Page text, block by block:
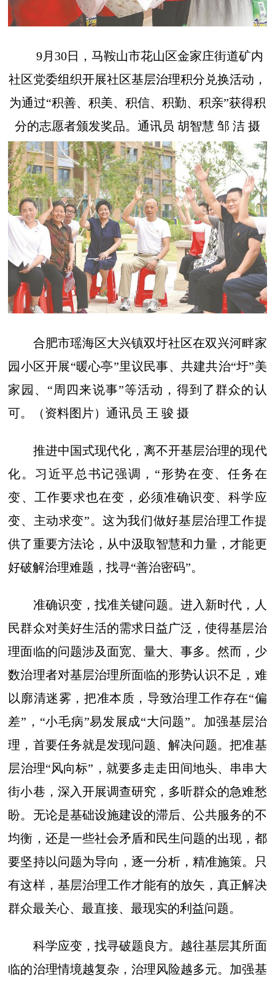
9月30日，马鞍山市花山区金家庄街道矿内
社区党委组织开展社区基层治理积分兑换活动，
为通过“积善、积美、积信、积勤、积亲”获得积
分的志愿者颁发奖品。通讯员 胡智慧 邹 洁 摄
合肥市瑶海区大兴镇双圩社区在双兴河畔家
园小区开展“暖心亭”里议民事、共建共治“圩”美
家园、“周四来说事”等活动，得到了群众的认
可。（资料图片）通讯员 王 骏 摄
推进中国式现代化，离不开基层治理的现代
化。习近平总书记强调，“形势在变、任务在
变、工作要求也在变，必须准确识变、科学应
变、主动求变”。这为我们做好基层治理工作提
供了重要方法论，从中汲取智慧和力量，才能更
好破解治理难题，找寻“善治密码”。
准确识变，找准关键问题。进入新时代，人
民群众对美好生活的需求日益广泛，使得基层治
理面临的问题涉及面宽、量大、事多。然而，少
数治理者对基层治理所面临的形势认识不足，难
以廓清迷雾，把准本质，导致治理工作存在“偏
差”，“小毛病”易发展成“大问题”。加强基层治
理，首要任务就是发现问题、解决问题。把准基
层治理“风向标”，就要多走走田间地头、串串大
街小巷，深入开展调查研究，多听群众的急难愁
盼。无论是基础设施建设的滞后、公共服务的不
均衡，还是一些社会矛盾和民生问题的出现，都
要坚持以问题为导向，逐一分析，精准施策。只
有这样，基层治理工作才能有的放矢，真正解决
群众最关心、最直接、最现实的利益问题。
科学应变，找寻破题良方。越往基层其所面
临的治理情境越复杂，治理风险越多元。加强基